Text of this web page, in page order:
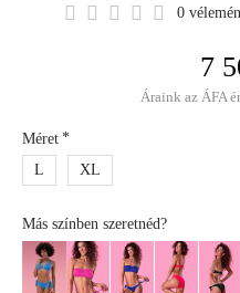
0
7
Áraink az ÁFA
Más színben szeretnéd?
Méret
L
XL